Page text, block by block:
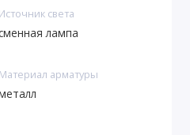
Источник света
лампа
Материал арматуры